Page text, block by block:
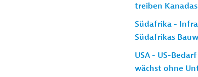
treiben
Südafrika -
Südafrikas
USA - US-
wächst ohne